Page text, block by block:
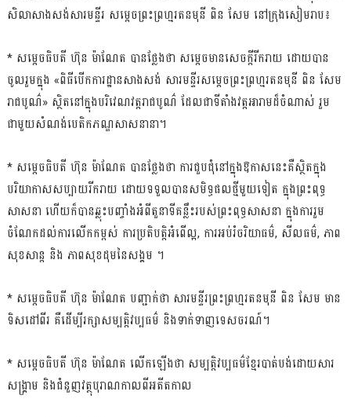
សិលាសាងសង់សារមន្ទីរ សម្ដេចព្រះព្រហ្មរតនមុនី ពិន សែម នៅក្រុងសៀមរាប៖
* សម្តេចធិបតី ហ៊ុន ម៉ាណែត បានថ្លែងថា សម្តេចមានសេចក្តីរីករាយ ដោយបាន
ចូលរួមក្នុង «ពិធីបើកការដ្ឋានសាងសង់ សារមន្ទីរសម្ដេចព្រះព្រហ្មរតនមុនី ពិន សែម
រាជបូណ៌» ស្ថិតនៅក្នុងបរិវេណវត្តរាជបូណ៌ ដែលជាទីតាំងវត្តអារាមដ៏ចំណាស់ រួម
ជាមួយសំណង់បេតិកភណ្ឌសាសនានា។
* សម្តេចធិបតី ហ៊ុន ម៉ាណែត បានថ្លែងថា ការជួបជុំនៅក្នុងឱកាសនេះគឺស្ថិតក្នុង
បរិយាកាសសប្បាយរីករាយ ដោយទទួលបានសមិទ្ធផលថ្មីមួយទៀត ក្នុងព្រះពុទ្ធ
សាសនា ហើយក៏បានឆ្លុះបញ្ចាំងអំពីតួនាទីគន្លឹះរបស់ព្រះពុទ្ធសាសនា ក្នុងការរួម
ចំណែកដល់ការលើកកម្ពស់ ការប្រតិបត្តិអំពើល្អ, ការអប់រំចរិយាធម៌, សីលធម៌, ភាព
សុខសាន្ត និង ភាពសុខដុមនៃសង្គម ។
* សម្ដេចធិបតី ហ៊ុន ម៉ាណែត បញ្ជាក់ថា សារមន្ទីរព្រះព្រហ្មរតនមុនី ពិន សែម មាន
ទិសដៅពីរ គឺដើម្បីរក្សាសម្បត្តិវប្បធម៌ និងទាក់ទាញទេសចរណ៍។
* សម្ដេចធិបតី ហ៊ុន ម៉ាណែត លើកឡើងថា សម្បត្តិវប្បធម៌ខ្មែរបាត់បង់ដោយសារ
សង្គ្រាម និងជំនួញវត្ថុបុរាណកាលពីអតីតកាល